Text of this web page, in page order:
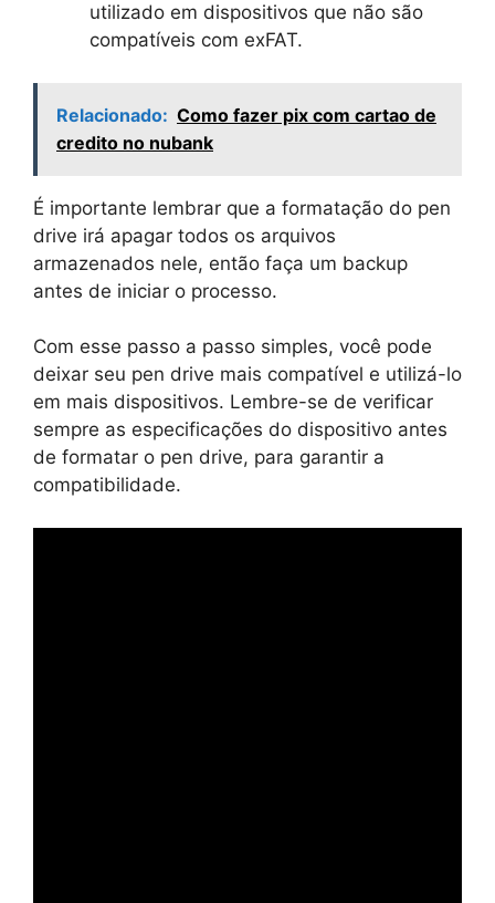
utilizado em dispositivos que não são
compatíveis com exFAT.
Relacionado: Como fazer pix com cartao de
credito no nubank
É importante lembrar que a formatação do pen
drive irá apagar todos os arquivos
armazenados nele, então faça um backup
antes de iniciar o processo.
Com esse passo a passo simples, você pode
deixar seu pen drive mais compatível e utilizá-lo
em mais dispositivos. Lembre-se de verificar
sempre as especificações do dispositivo antes
de formatar o pen drive, para garantir a
compatibilidade.